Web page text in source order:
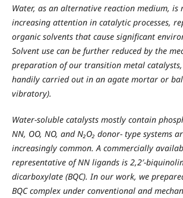
Water, as an alternative reaction medium, is
increasing attention in catalytic processes,
organic solvents that cause significant
Solvent use can be further reduced by the
preparation of our transition metal catalysts,
handily carried out in an agate mortar or
vibratory).
Water-soluble catalysts mostly contain
NN, OO, NO, and N₂O₂ donor- type systems
increasingly common. A commercially
representative of NN ligands is 2,2′-
dicarboxylate (BQC).In our work, we
BQC complex under conventional and